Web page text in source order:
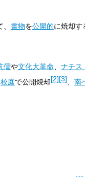
書物を公開的に焼却す
儒や文化大革命、 ナチス
校庭で公開焼却[2][3] 南